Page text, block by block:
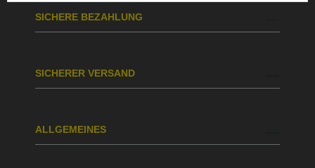
SICHERE BEZAHLUNG
SICHERER VERSAND
ALLGEMEINES